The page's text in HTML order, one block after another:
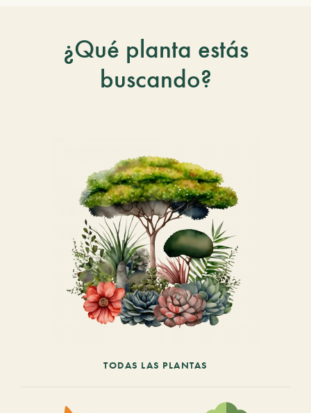
¿Qué planta estás
buscando?
TODAS LAS PLANTAS